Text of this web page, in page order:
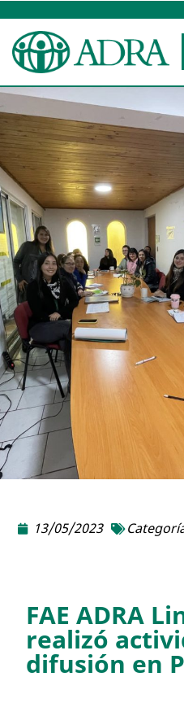
13/05/2023
FAE ADRA
realizó
difusión en